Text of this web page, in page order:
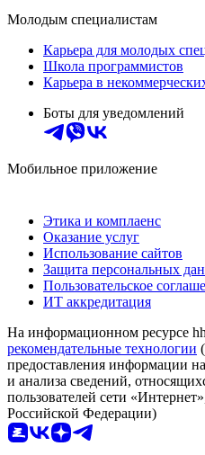
Молодым специалистам
Карьера для молодых
Школа программистов
Карьера в
Боты для уведомлений
Мобильное приложение
Этика и комплаенс
Оказание услуг
Использование сайтов
Защита персональных
Пользовательское
ИТ аккредитация
На информационном ресурсе
рекомендательные технологии
предоставления информации
и анализа сведений,
пользователей сети
Российской Федерации)